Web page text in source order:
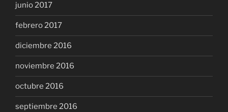
junio 2017
febrero 2017
diciembre 2016
noviembre 2016
octubre 2016
septiembre 2016